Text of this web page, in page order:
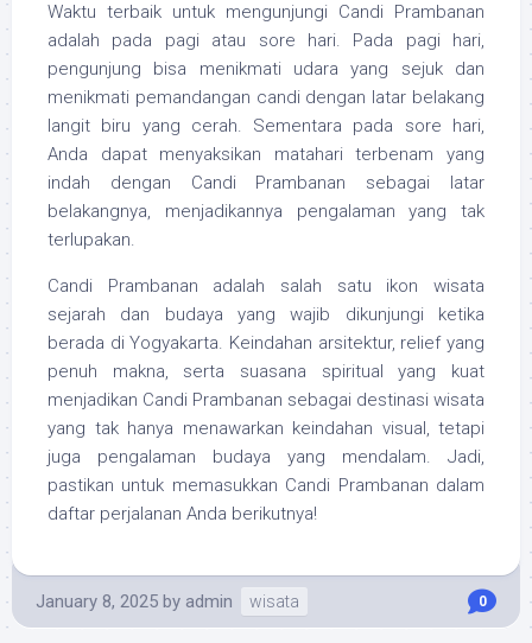
Waktu terbaik untuk mengunjungi Candi Prambanan
adalah pada pagi atau sore hari. Pada pagi hari,
pengunjung bisa menikmati udara yang sejuk dan
menikmati pemandangan candi dengan latar belakang
langit biru yang cerah. Sementara pada sore hari,
Anda dapat menyaksikan matahari terbenam yang
indah dengan Candi Prambanan sebagai latar
belakangnya, menjadikannya pengalaman yang tak
terlupakan.
Candi Prambanan adalah salah satu ikon wisata
sejarah dan budaya yang wajib dikunjungi ketika
berada di Yogyakarta. Keindahan arsitektur, relief yang
penuh makna, serta suasana spiritual yang kuat
menjadikan Candi Prambanan sebagai destinasi wisata
yang tak hanya menawarkan keindahan visual, tetapi
juga pengalaman budaya yang mendalam. Jadi,
pastikan untuk memasukkan Candi Prambanan dalam
daftar perjalanan Anda berikutnya!
January 8, 2025 by admin wisata 0